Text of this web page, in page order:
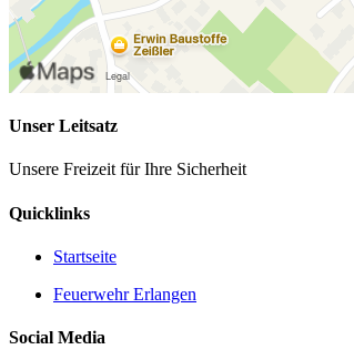
Unser Leitsatz
Unsere Freizeit für Ihre Sicherheit
Quicklinks
Startseite
Feuerwehr Erlangen
Social Media